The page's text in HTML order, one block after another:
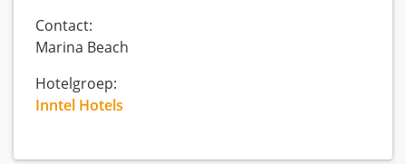
Contact:
Marina Beach
Hotelgroep:
Inntel Hotels